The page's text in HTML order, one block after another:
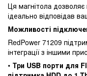
Ця магнітола
ідеально відповідав
Можливості
RedPower 71209
інтеграції з іншими
• Три USB порти для